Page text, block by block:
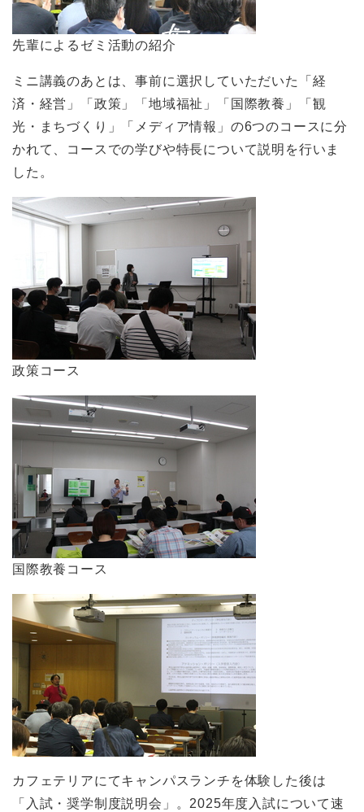
先輩によるゼミ活動の紹介
ミニ講義のあとは、事前に選択していただいた「経
済・経営」「政策」「地域福祉」「国際教養」「観
光・まちづくり」「メディア情報」の6つのコースに分
かれて、コースでの学びや特長について説明を行いま
した。
政策コース
国際教養コース
カフェテリアにてキャンパスランチを体験した後は
「入試・奨学制度説明会」。2025年度入試について速